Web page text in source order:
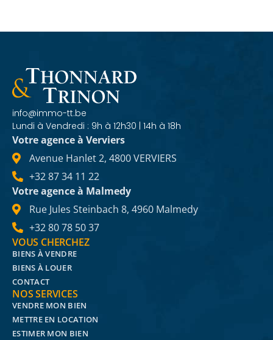
info@immo-tt.be
Lundi à Vendredi : 9h à 12h30 | 14h à 18h
Votre agence à Verviers
Avenue Hanlet 2, 4800 VERVIERS
+32 87 34 11 22
Votre agence à Malmedy
Rue Jules Steinbach 8, 4960 Malmedy
+32 80 78 50 37
VOUS CHERCHEZ
BIENS À VENDRE
BIENS À LOUER
CONTACT
NOS SERVICES
VENDRE MON BIEN
METTRE EN LOCATION
ESTIMER MON BIEN